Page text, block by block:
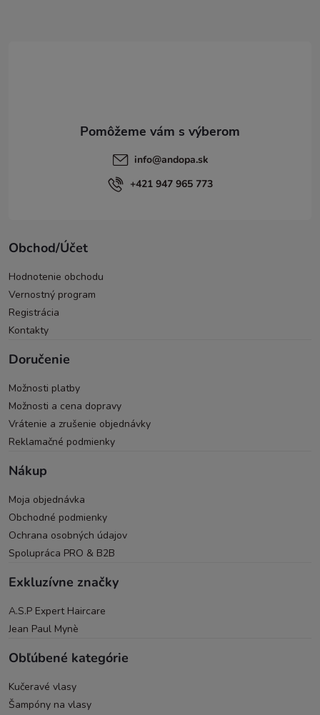
info@andopa.sk
+421 947 965 773
Obchod/Účet
Hodnotenie obchodu
Vernostný program
Registrácia
Kontakty
Doručenie
Možnosti platby
Možnosti a cena dopravy
Vrátenie a zrušenie objednávky
Reklamačné podmienky
Nákup
Moja objednávka
Obchodné podmienky
Ochrana osobných údajov
Spolupráca PRO & B2B
Exkluzívne značky
A.S.P Expert Haircare
Jean Paul Mynè
Obľúbené kategórie
Kučeravé vlasy
Šampóny na vlasy